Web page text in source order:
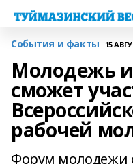
События и факты 15
Молодежь
сможет
рабочей
Форум молодежи